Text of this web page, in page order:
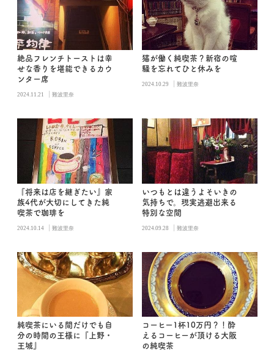
絶品フレンチトーストは幸
せな香りを堪能できるカウ
ンター席
2024.11.21 | 難波里奈
猫が働く純喫茶？新宿の喧
騒を忘れてひと休みを
2024.10.29 | 難波里奈
『将来は店を継ぎたい』家
族4代が大切にしてきた純
喫茶で珈琲を
2024.10.14 | 難波里奈
いつもとは違うよそいきの
気持ちで。現実逃避出来る
特別な空間
2024.09.28 | 難波里奈
純喫茶にいる間だけでも自
分の時間の王様に『上野・
王城』
コーヒー1杯10万円？！酔
えるコーヒーが頂ける大阪
の純喫茶